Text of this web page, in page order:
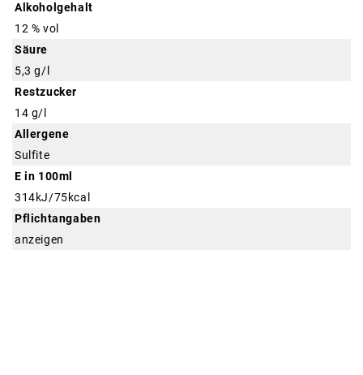
Alkoholgehalt
12 % vol
Säure
5,3 g/l
Restzucker
14 g/l
Allergene
Sulfite
E in 100ml
314kJ/75kcal
Pflichtangaben
anzeigen